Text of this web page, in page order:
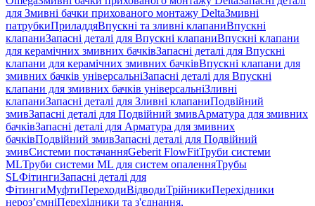
для Змивні бачки прихованого монтажу DeltaЗмивні
патрубкиПриладдяВпускні та зливні клапаниВпускні
клапаниЗапасні деталі для Впускні клапаниВпускні клапани
для керамічних змивних бачківЗапасні деталі для Впускні
клапани для керамічних змивних бачківВпускні клапани для
змивних бачків універсальніЗапасні деталі для Впускні
клапани для змивних бачків універсальніЗливні
клапаниЗапасні деталі для Зливні клапаниПодвійний
змивЗапасні деталі для Подвійний змивАрматура для змивних
бачкiвЗапасні деталі для Арматура для змивних
бачкiвПодвійний змивЗапасні деталі для Подвійний
змивСистеми постачанняGeberit FlowFitТруби системи
MLТруби системи ML для систем опаленняТрубы
SLФітингиЗапасні деталі для
ФітингиМуфтиПереходиВідводиТрійникиПерехідники
нероз’ємніПерехідники та з'єднання,